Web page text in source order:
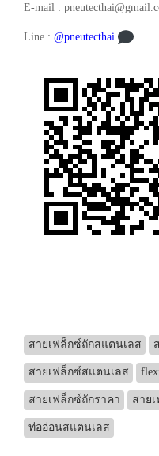
E-mail :
Line : @pneutecthai
สายเฟล็กซ์ถักสแตนเลส
สายเฟล็กซ์สแตนเลส
สายเฟล็กซ์ถักราคา สาย
ท่ออ่อนสแตนเลส